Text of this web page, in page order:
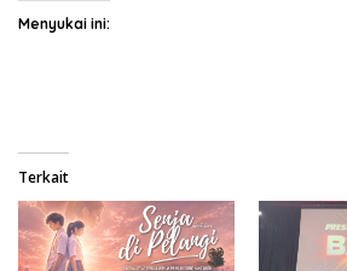
Menyukai ini:
Terkait